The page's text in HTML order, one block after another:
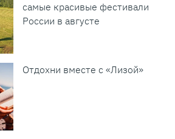
самые красивые фестивали
России в августе
Отдохни вместе с «Лизой»